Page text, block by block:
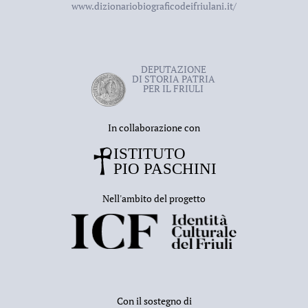
www.dizionariobiograficodeifriulani.it/
DEPUTAZIONE
DI STORIA PATRIA
PER IL FRIULI
In collaborazione con
Nell'ambito del progetto
Con il sostegno di